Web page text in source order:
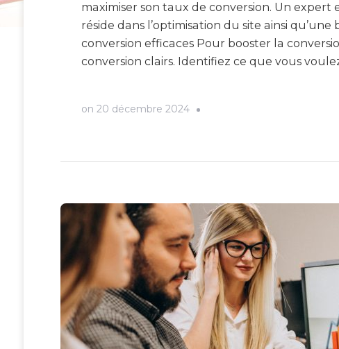
maximiser son taux de conversion. Un
réside dans l’optimisation du site ainsi
conversion efficaces Pour booster la
conversion clairs. Identifiez ce que vous
on 20 décembre 2024